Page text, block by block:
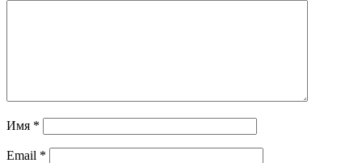
Имя *
Email *